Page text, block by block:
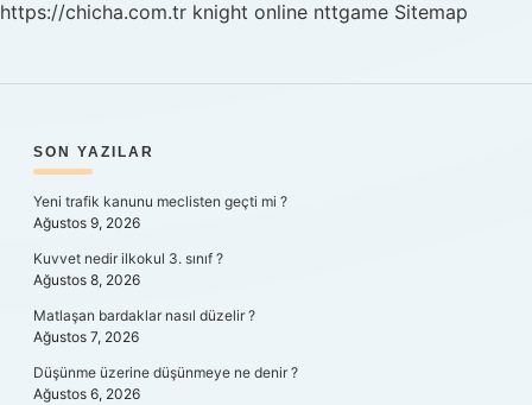
https://chicha.com.tr knight online nttgame Sitemap
SIDEBAR
SON YAZILAR
Yeni trafik kanunu meclisten geçti mi ?
Ağustos 9, 2026
Kuvvet nedir ilkokul 3. sınıf ?
Ağustos 8, 2026
Matlaşan bardaklar nasıl düzelir ?
Ağustos 7, 2026
Düşünme üzerine düşünmeye ne denir ?
Ağustos 6, 2026